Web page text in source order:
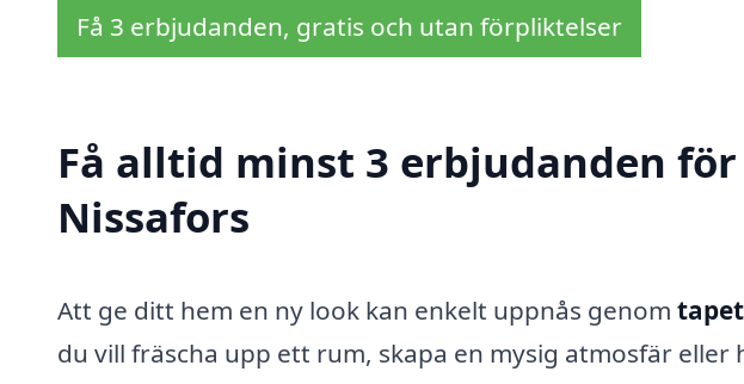
Få 3 erbjudanden, gratis och utan förpliktelser
Få alltid minst 3 erbjudanden
Nissafors
Att ge ditt hem en ny look kan enkelt uppnås genom
du vill fräscha upp ett rum, skapa en mysig atmosfär